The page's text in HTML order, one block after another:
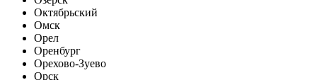
Октябрьский
Омск
Орел
Оренбург
Орехово-Зуево
Орск